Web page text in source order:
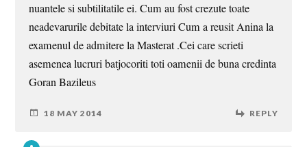
nuantele si subtilitatile ei. Cum au fost crezute toate
neadevarurile debitate la interviuri Cum a reusit Anina la
examenul de admitere la Masterat .Cei care scrieti
asemenea lucruri batjocoriti toti oamenii de buna credinta
Goran Bazileus
18 MAY 2014 REPLY